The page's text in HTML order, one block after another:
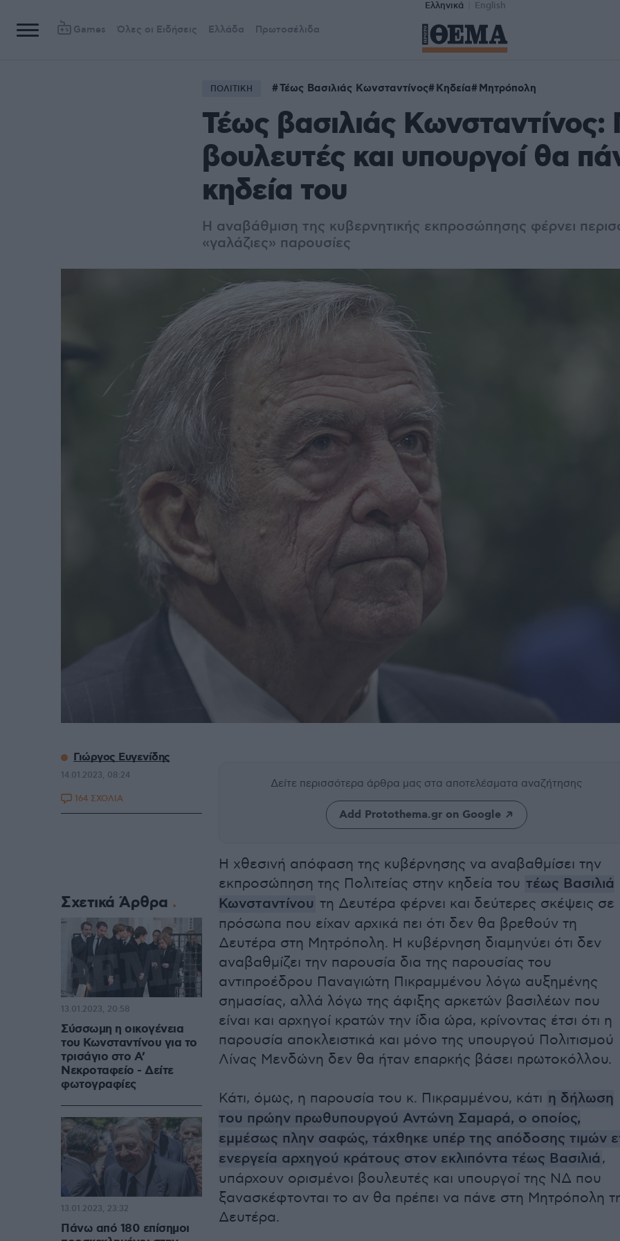
Ελληνικά English
Games Όλες οι Ειδήσεις Ελλάδα Πρωτοσέλιδα
ΠΟΛΙΤΙΚΗ Τέως Βασιλιάς Κωνσταντίνος Κηδεία Μητρόπολη
Τέως βασιλιάς Κωνσταντίνος:
βουλευτές και υπουργοί θα
κηδεία του
Η αναβάθμιση της κυβερνητικής εκπροσώπησης φέρνει
«γαλάζιες» παρουσίες
Δείτε περισσότερα άρθρα μας στα αποτελέσματα αναζήτησης
Add Protothema.gr on Google
Η χθεσινή απόφαση της κυβέρνησης να αναβαθμίσει την
εκπροσώπηση της Πολιτείας στην κηδεία του τέως Βασιλιά
Κωνσταντίνου τη Δευτέρα φέρνει και δεύτερες σκέψεις σε
πρόσωπα που είχαν αρχικά πει ότι δεν θα βρεθούν τη
Δευτέρα στη Μητρόπολη. Η κυβέρνηση διαμηνύει ότι δεν
αναβαθμίζει την παρουσία δια της παρουσίας του
αντιπροέδρου Παναγιώτη Πικραμμένου λόγω αυξημένης
σημασίας, αλλά λόγω της άφιξης αρκετών βασιλέων που
είναι και αρχηγοί κρατών την ίδια ώρα, κρίνοντας έτσι ότι η
παρουσία αποκλειστικά και μόνο της υπουργού Πολιτισμού
Λίνας Μενδώνη δεν θα ήταν επαρκής βάσει πρωτοκόλλου.
Κάτι, όμως, η παρουσία του κ. Πικραμμένου, κάτι η δήλωση
του πρώην πρωθυπουργού Αντώνη Σαμαρά, ο οποίος,
εμμέσως πλην σαφώς, τάχθηκε υπέρ της απόδοσης τιμών
ενεργεία αρχηγού κράτους στον εκλιπόντα τέως Βασιλιά ,
υπάρχουν ορισμένοι βουλευτές και υπουργοί της ΝΔ που
ξανασκέφτονται το αν θα πρέπει να πάνε στη Μητρόπολη
Δευτέρα.
Γιώργος Ευγενίδης
14.01.2023, 08:24
164 ΣΧΟΛΙΑ
Σχετικά Άρθρα
Σύσσωμη η οικογένεια
του Κωνσταντίνου για το
τρισάγιο στο Α’
Νεκροταφείο - Δείτε
φωτογραφίες
13.01.2023, 20:58
Πάνω από 180 επίσημοι
13.01.2023, 23:32